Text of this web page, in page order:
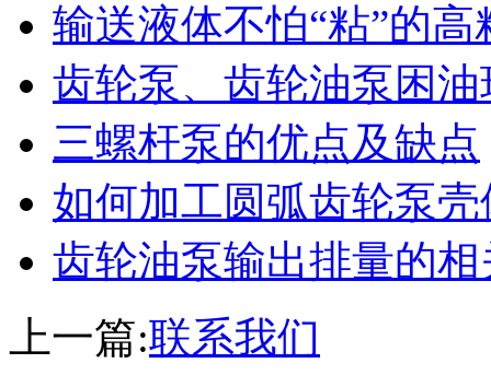
输送液体不怕“粘”的高
齿轮泵、齿轮油泵困油
三螺杆泵的优点及缺点
如何加工圆弧齿轮泵壳
齿轮油泵输出排量的
上一篇:联系我们